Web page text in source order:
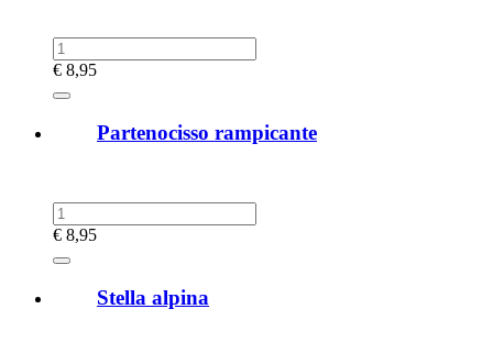
€ 8,95
Partenocisso rampicante
€ 8,95
Stella alpina